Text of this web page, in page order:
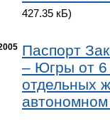
427.35 кБ)
Паспорт
– Югры от 6
отдельных